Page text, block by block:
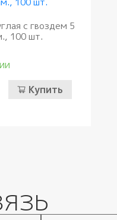
с гвоздем 5
100 шт.
Купить